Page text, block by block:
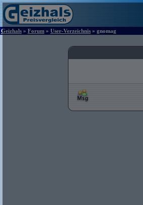
Geizhals » Forum » User-Verzeichnis » gnomag